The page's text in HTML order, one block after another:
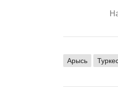
Арысь